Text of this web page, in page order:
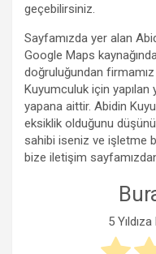
geçebilirsiniz.
Sayfamızda yer alan
Google Maps
doğruluğundan
Kuyumculuk için yapılan
yapana aittir. Abidin
eksiklik olduğunu
sahibi iseniz ve işletme
bize iletişim
5